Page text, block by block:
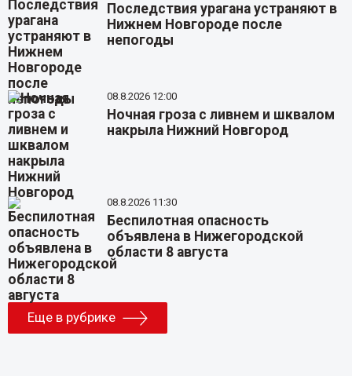
Последствия урагана устраняют в
Нижнем Новгороде после
непогоды
08.8.2026 12:00
Ночная гроза с ливнем и шквалом
накрыла Нижний Новгород
08.8.2026 11:30
Беспилотная опасность
объявлена в Нижегородской
области 8 августа
Еще в рубрике